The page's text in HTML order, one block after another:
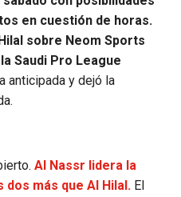
en cuestión de horas.
sobre Neom Sports
Saudi Pro League
anticipada y dejó la
Al Nassr lidera la
dos más que Al Hilal. El